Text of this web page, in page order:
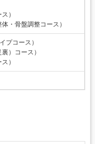
）
・骨盤調整コース）
プコース）
）コース）
）